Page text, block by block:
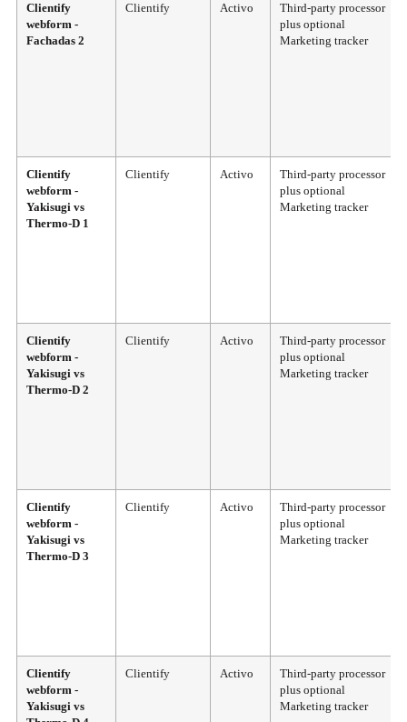
Clientify
webform -
Fachadas 2
Clientify Activo
Third-party processor
plus optional
Marketing tracker
Clientify
webform -
Yakisugi vs
Thermo-D 1
Clientify Activo
Third-party processor
plus optional
Marketing tracker
Clientify
webform -
Yakisugi vs
Thermo-D 2
Clientify Activo
Third-party processor
plus optional
Marketing tracker
Clientify
webform -
Yakisugi vs
Thermo-D 3
Clientify Activo
Third-party processor
plus optional
Marketing tracker
Clientify
webform -
Yakisugi vs
Clientify Activo
Third-party processor
plus optional
Marketing tracker